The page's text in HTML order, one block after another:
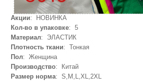
Акции: НОВИНКА
Кол-во в упаковке: 5
Материал: ЭЛАСТИК
Плотность ткани: Тонкая
Пол: Женщина
Производство: Китай
Размер норма: S,M,L,XL,2XL